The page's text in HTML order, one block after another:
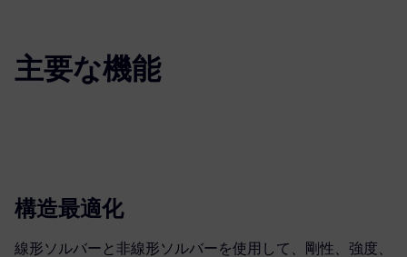
主要な機能
構造最適化
線形ソルバーと非線形ソルバーを使用して、剛性、強度、